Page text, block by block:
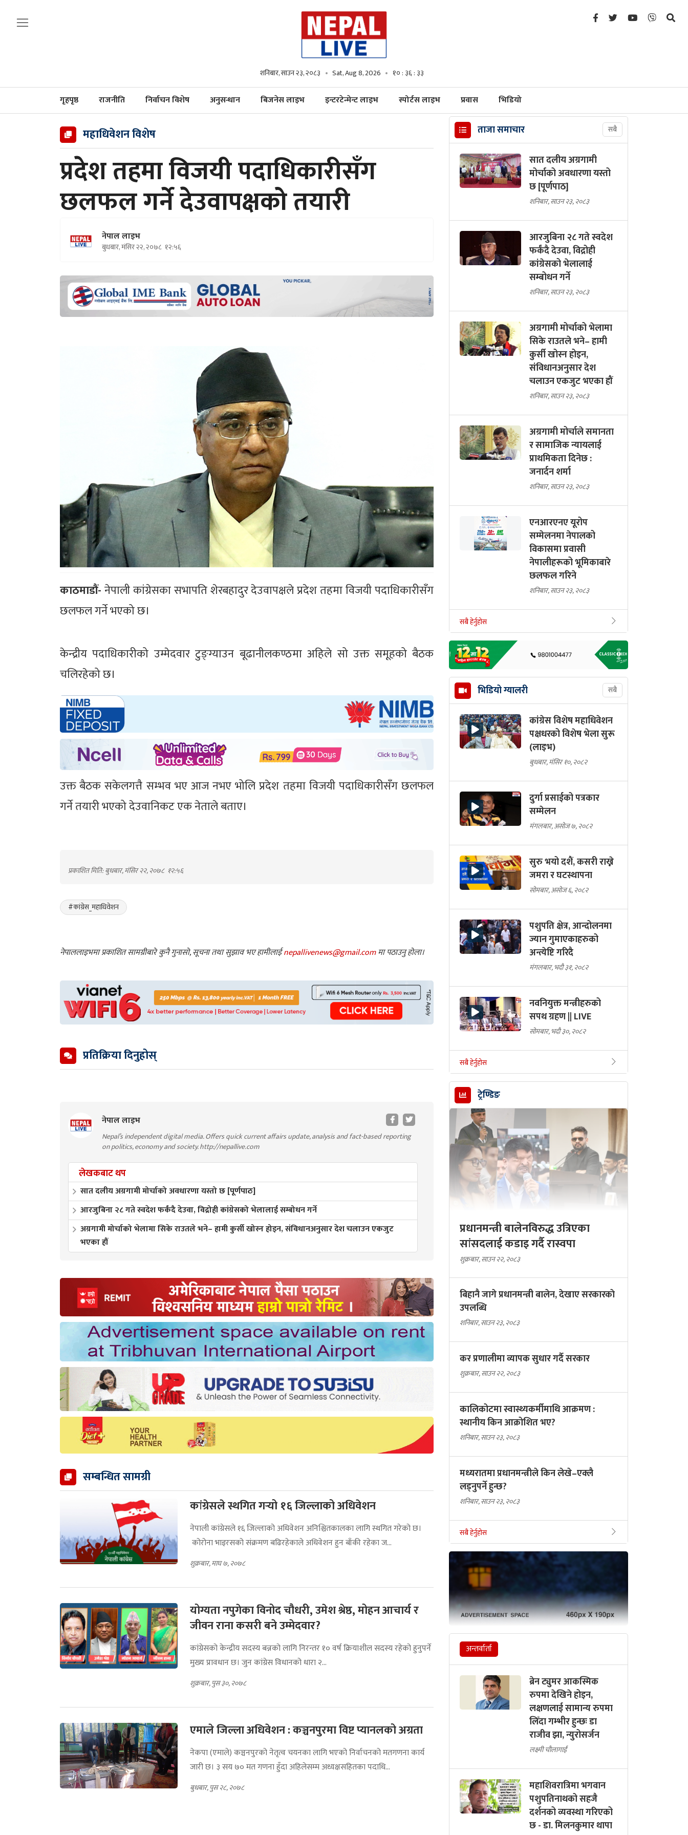
शनिबार, साउन २३, २०८३ Sat, Aug 8, 2026 १० : ३६ : ३४
गृहपृष्ठ राजनीति निर्वाचन विशेष अनुसन्धान बिजनेस लाइभ इन्टरटेन्मेन्ट लाइभ स्पोर्टस लाइभ प्रवास भिडियो
महाधिवेशन विशेष
प्रदेश तहमा विजयी पदाधिकारीसँग
छलफल गर्ने देउवापक्षको तयारी
नेपाल लाइभ
बुधबार, मंसिर २२, २०७८ १२:५६
काठमाडौं-नेपाली कांग्रेसका सभापति शेरबहादुर देउवापक्षले प्रदेश तहमा विजयी पदाधिकारीसँग
छलफल गर्ने भएको छ।
केन्द्रीय पदाधिकारीको उम्मेदवार टुङ्ग्याउन बूढानीलकण्ठमा अहिले सो उक्त समूहको बैठक
चलिरहेको छ।
उक्त बैठक सकेलगत्तै सम्भव भए आज नभए भोलि प्रदेश तहमा विजयी पदाधिकारीसँग छलफल
गर्ने तयारी भएको देउवानिकट एक नेताले बताए।
प्रकाशित मिति: बुधबार, मंसिर २२, २०७८ १२:५६
#कांग्रेस_महाधिवेशन
नेपाललाइभमा प्रकाशित सामग्रीबारे कुनै गुनासो, सूचना तथा सुझाव भए हामीलाईnepallivenews@gmail.comमा पठाउनु होला।
प्रतिक्रिया दिनुहोस्
नेपाल लाइभ
Nepal’s independent digital media. Offers quick current affairs update, analysis and fact-based reporting
on politics, economy and society. http://nepallive.com
लेखकबाट थप
सात दलीय अग्रगामी मोर्चाको अवधारणा यस्तो छ [पूर्णपाठ]
आरजुबिना २८ गते स्वदेश फर्कंदै देउवा, विद्रोही कांग्रेसको भेलालाई सम्बोधन गर्ने
अग्रगामी मोर्चाको भेलामा सिके राउतले भने– हामी कुर्सी खोस्न होइन, संविधानअनुसार देश चलाउन एकजुट
भएका हौं
सम्बन्धित सामग्री
कांग्रेसले स्थगित गर्‍यो १६ जिल्लाको अधिवेशन
नेपाली कांग्रेसले १६ जिल्लाको अधिवेशन अनिश्चितकालका लागि स्थगित गरेको छ।
कोरोना भाइरसको संक्रमण बढिरहेकाले अधिवेशन हुन बाँकी रहेका ज...
शुक्रबार, माघ ७, २०७८
योग्यता नपुगेका विनोद चौधरी, उमेश श्रेष्ठ, मोहन आचार्य र
जीवन राना कसरी बने उम्मेदवार?
कांग्रेसको केन्द्रीय सदस्य बन्नको लागि निरन्तर १० वर्ष क्रियाशील सदस्य रहेको हुनुपर्ने
मुख्य प्रावधान छ। जुन कांग्रेस विधानको धारा २...
शुक्रबार, पुस ३०, २०७८
एमाले जिल्ला अधिवेशन : कञ्चनपुरमा विष्ट प्यानलको अग्रता
नेकपा (एमाले) कञ्चनपुरको नेतृत्व चयनका लागि भएको निर्वाचनको मतगणना कार्य
जारी छ। ३ सय ७० मत गणना हुँदा अहिलेसम्म अध्यक्षसहितका पदाधि...
बुधबार, पुस २८, २०७८
ताजा समाचार सबै
सात दलीय अग्रगामी
मोर्चाको अवधारणा यस्तो
छ [पूर्णपाठ]
शनिबार, साउन २३, २०८३
आरजुबिना २८ गते स्वदेश
फर्कंदै देउवा, विद्रोही
कांग्रेसको भेलालाई
सम्बोधन गर्ने
शनिबार, साउन २३, २०८३
अग्रगामी मोर्चाको भेलामा
सिके राउतले भने– हामी
कुर्सी खोस्न होइन,
संविधानअनुसार देश
चलाउन एकजुट भएका हौं
शनिबार, साउन २३, २०८३
अग्रगामी मोर्चाले समानता
र सामाजिक न्यायलाई
प्राथमिकता दिनेछ :
जनार्दन शर्मा
शनिबार, साउन २३, २०८३
एनआरएनए यूरोप
सम्मेलनमा नेपालको
विकासमा प्रवासी
नेपालीहरूको भूमिकाबारे
छलफल गरिने
शनिबार, साउन २३, २०८३
सबै हेर्नुहोस
भिडियो ग्यालरी सबै
कांग्रेस विशेष महाधिवेशन
पक्षधरको विशेष भेला सुरू
(लाइभ)
बुधबार, मंसिर १०, २०८२
दुर्गा प्रसाईको पत्रकार
सम्मेलन
मंगलबार, असोज ७, २०८२
सुरु भयो दशैं, कसरी राख्ने
जमरा र घटस्थापना
सोमबार, असोज ६, २०८२
पशुपति क्षेत्र, आन्दोलनमा
ज्यान गुमाएकाहरुको
अन्त्येष्टि गरिदै
मंगलबार, भदौ ३१, २०८२
नवनियुक्त मन्त्रीहरुको
सपथ ग्रहण || LIVE
सोमबार, भदौ ३०, २०८२
सबै हेर्नुहोस
ट्रेण्डिङ
प्रधानमन्त्री बालेनविरुद्ध उत्रिएका
सांसदलाई कडाइ गर्दै रास्वपा
शुक्रबार, साउन २२, २०८३
बिहानै जागे प्रधानमन्त्री बालेन, देखाए सरकारकाे
उपलब्धि
शनिबार, साउन २३, २०८३
कर प्रणालीमा व्यापक सुधार गर्दै सरकार
शुक्रबार, साउन २२, २०८३
कालिकोटमा स्वास्थ्यकर्मीमाथि आक्रमण :
स्थानीय किन आक्रोशित भए?
शनिबार, साउन २३, २०८३
मध्यरातमा प्रधानमन्त्रीले किन लेखे–एक्लै
लड्नुपर्ने हुन्छ?
शनिबार, साउन २३, २०८३
सबै हेर्नुहोस
अन्तर्वार्ता
ब्रेन ट्युमर आकस्मिक
रुपमा देखिने होइन,
लक्षणलाई सामान्य रुपमा
लिँदा गम्भीर हुन्छः डा
राजीव झा, न्युरोसर्जन
लक्ष्मी चौलागाईं
महाशिवरात्रिमा भगवान
पशुपतिनाथको सहजै
दर्शनको व्यवस्था गरिएको
छ - डा. मिलनकुमार थापा